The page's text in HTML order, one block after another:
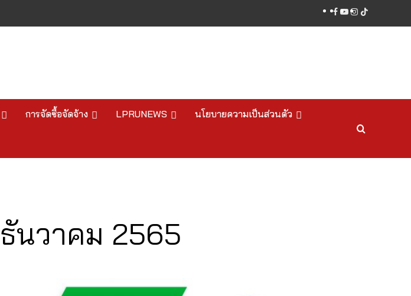
facebook
youtube
instagram
tiktok
การจัดซื้อจัดจ้าง LPRUNEWS นโยบายความเป็นส่วนตัว
นวาคม 2565